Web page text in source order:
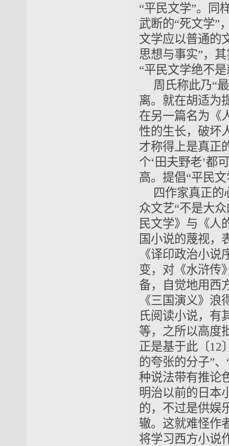
“平民文学”。同
武断的“死文学”
文学应以普通的
思想与事实”，
“平民文学绝不
周氏称此乃“
离。就在胡适为
在另一篇名为《
性的生长，破坏
才称得上是真正
个‘田夫野老’都
高。提倡“平民
四作家真正的
众文艺“不是大
民文学》与《人
国小说的蔑视，
《译印政治小
变，对《水浒传
备，自觉地用西
《三国演义》
氏阅读小说，有
等，之所以高度
正是基于此〔12
的夸张的分子”
种说法带有推论
明治以前的日本
的，不过是供娱
辙。这就难怪作
将学习西方小说